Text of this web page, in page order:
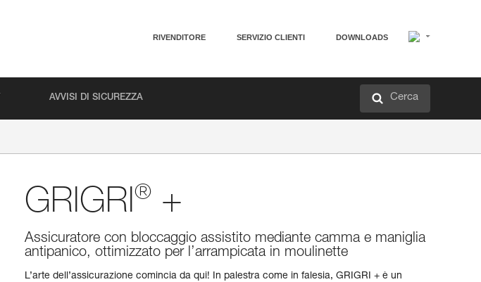
RIVENDITORE SERVIZIO CLIENTI DOWNLOADS
AVVISI DI SICUREZZA Cerca
GRIGRI® +
Assicuratore con bloccaggio assistito mediante camma e maniglia
antipanico, ottimizzato per l’arrampicata in moulinette
L’arte dell’assicurazione comincia da qui! In palestra come in falesia, GRIGRI + è un